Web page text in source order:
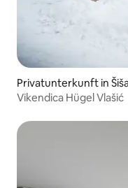
Privatunterkunft in
Vikendica Hügel Vlašić